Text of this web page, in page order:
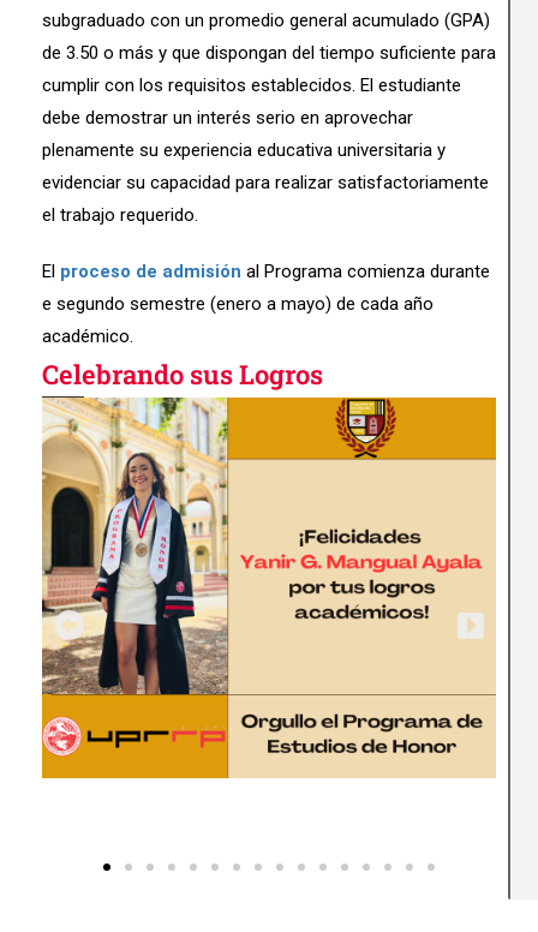
subgraduado con un promedio general acumulado (GPA)
de 3.50 o más y que dispongan del tiempo suficiente para
cumplir con los requisitos establecidos. El estudiante
debe demostrar un interés serio en aprovechar
plenamente su experiencia educativa universitaria y
evidenciar su capacidad para realizar satisfactoriamente
el trabajo requerido.
El proceso de admisión al Programa comienza durante
e segundo semestre (enero a mayo) de cada año
académico.
Celebrando sus Logros